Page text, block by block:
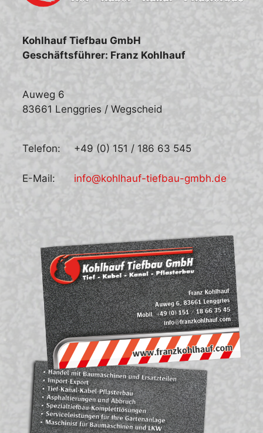
Kohlhauf Tiefbau GmbH
Geschäftsführer: Franz Kohlhauf
Auweg 6
83661 Lenggries / Wegscheid
Telefon:
E-Mail:
+49 (0) 151 / 186 63 545
info@kohlhauf-tiefbau-gmbh.de